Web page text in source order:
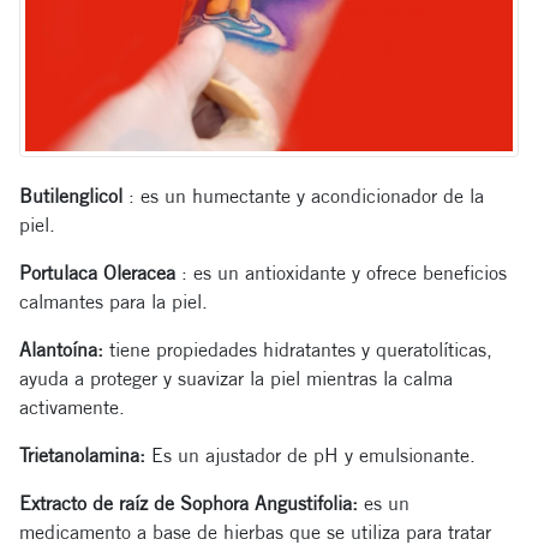
Butilenglicol : es un humectante y acondicionador de la
piel.
Portulaca Oleracea : es un antioxidante y ofrece beneficios
calmantes para la piel.
Alantoína: tiene propiedades hidratantes y queratolíticas,
ayuda a proteger y suavizar la piel mientras la calma
activamente.
Trietanolamina: Es un ajustador de pH y emulsionante.
Extracto de raíz de Sophora Angustifolia: es un
medicamento a base de hierbas que se utiliza para tratar